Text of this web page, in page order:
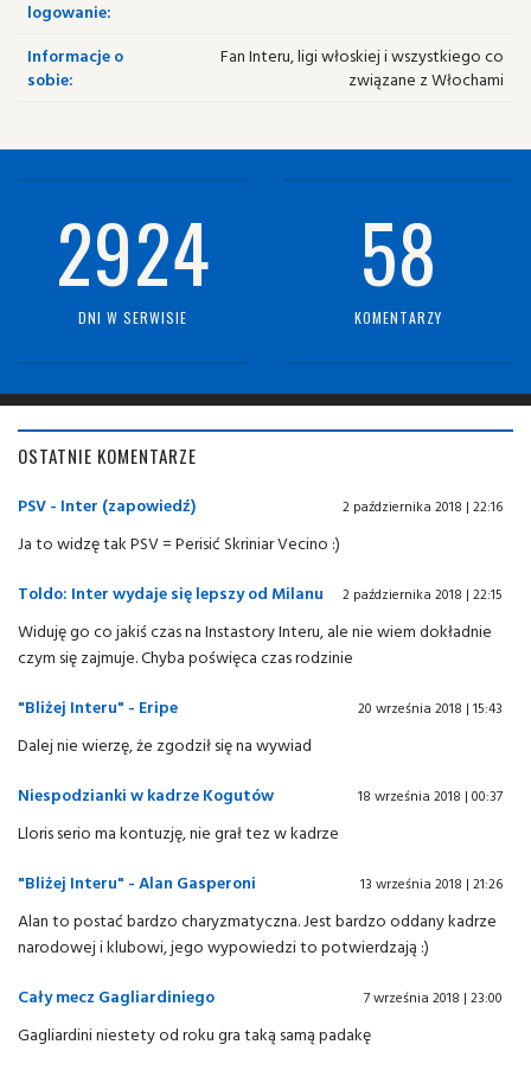
logowanie:
Informacje o
sobie:
Fan Interu, ligi włoskiej i wszystkiego co
związane z Włochami
2924
DNI W SERWISIE
58
KOMENTARZY
OSTATNIE KOMENTARZE
PSV - Inter (zapowiedź) 2 października 2018 | 22:16
Ja to widzę tak PSV = Perisić Skriniar Vecino :)
Toldo: Inter wydaje się lepszy od Milanu
2 października 2018 | 22:15
Widuję go co jakiś czas na Instastory Interu, ale nie wiem dokładnie
czym się zajmuje. Chyba poświęca czas rodzinie
"Bliżej Interu" - Eripe
20 września 2018 | 15:43
Dalej nie wierzę, że zgodził się na wywiad
Niespodzianki w kadrze Kogutów
18 września 2018 | 00:37
Lloris serio ma kontuzję, nie grał tez w kadrze
"Bliżej Interu" - Alan Gasperoni
13 września 2018 | 21:26
Alan to postać bardzo charyzmatyczna. Jest bardzo oddany kadrze
narodowej i klubowi, jego wypowiedzi to potwierdzają :)
Cały mecz Gagliardiniego
7 września 2018 | 23:00
Gagliardini niestety od roku gra taką samą padakę